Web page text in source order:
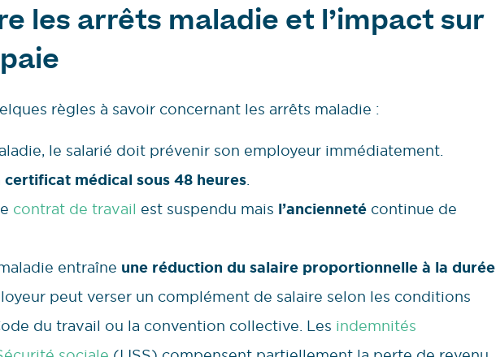
les arrêts maladie et l’impact sur
règles à savoir concernant les arrêts maladie :
le salarié doit prévenir son employeur immédiatement.
médical sous 48 heures.
contrat de travail est suspendu mais l’ancienneté continue de
entraîne une réduction du salaire proportionnelle à la durée
peut verser un complément de salaire selon les conditions
du travail ou la convention collective. Les indemnités